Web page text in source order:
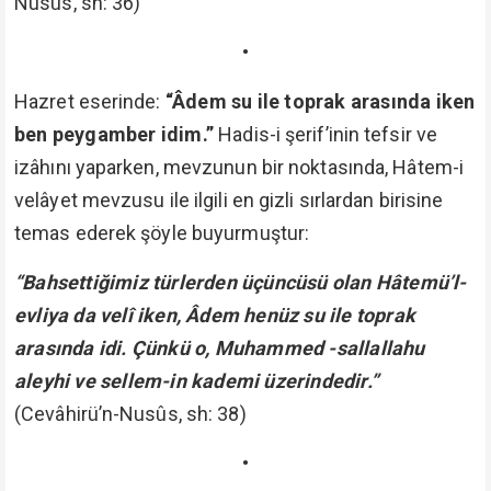
•
Hazret eserinde: “Âdem su ile toprak arasında iken
ben peygamber idim.” Hadis-i şerif’inin tefsir ve
izâhını yaparken, mevzunun bir noktasında, Hâtem-i
velâyet mevzusu ile ilgili en gizli sırlardan birisine
temas ederek şöyle buyurmuştur:
“Bahsettiğimiz türlerden üçüncüsü olan Hâtemü’l-
evliya da velî iken, Âdem henüz su ile toprak
arasında idi. Çünkü o, Muhammed -sallallahu
aleyhi ve sellem-in kademi üzerindedir.”
(Cevâhirü’n-Nusûs, sh: 38)
•